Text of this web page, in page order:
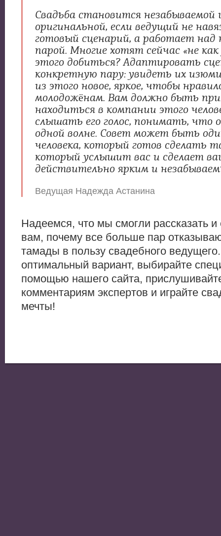
Свадьба становится незабываемой
оригинальной, если ведущий не
готовый сценарий, а работает над
парой. Многие хотят сейчас «не как
этого добиться? Адаптировать
конкретную пару: увидеть их
из этого новое, яркое, чтобы
молодожёнам. Вам должно быть
находиться в компании этого
слышать его голос, понимать, что
одной волне. Совет может быть
человека, который готов сделать
который услышит вас и сделает
действительно ярким и
Ведущая Надежда Астанина
Надеемся, что мы смогли рассказать и
вам, почему все больше пар
тамады в пользу свадебного
оптимальный вариант, выбирайте
помощью нашего сайта,
комментариям экспертов и играйте
мечты!